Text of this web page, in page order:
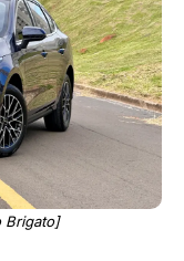
Brigato]